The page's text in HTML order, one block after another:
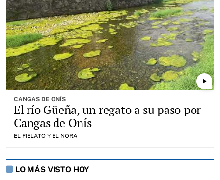
play_arrow
CANGAS DE ONÍS
El río Güeña, un regato a su paso por
Cangas de Onís
EL FIELATO Y EL NORA
LO MÁS VISTO HOY